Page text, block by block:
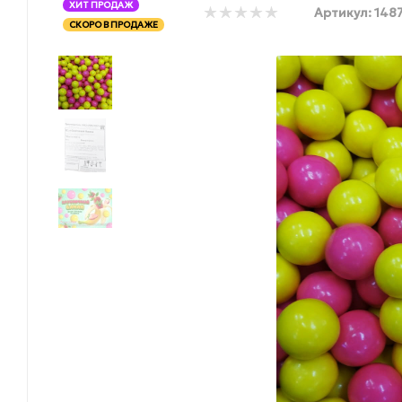
ХИТ ПРОДАЖ
СКОРО В ПРОДАЖЕ
Артикул: